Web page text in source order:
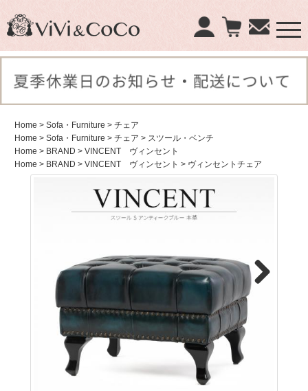
Home > Sofa・Furniture > チェア
Home > Sofa・Furniture > チェア > スツール・ベンチ
Home > BRAND > VINCENT ヴィンセント
Home > BRAND > VINCENT ヴィンセント > ヴィンセントチェア
×
商品検索：